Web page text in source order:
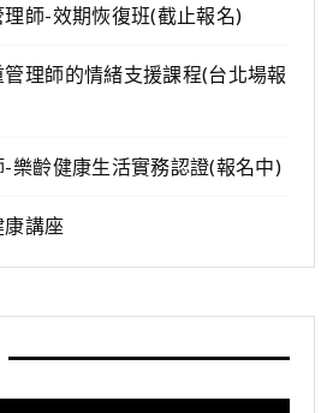
師-效期恢復班(截止報名)
理師的情緒支援課程(台北場報
樂齡健康生活實務認證(報名中)
康講座